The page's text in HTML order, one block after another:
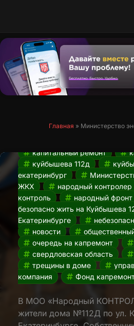
Главная » Министерство
Аварийное состояние
Насколько безопасно
аварийное состояние дома
капитальный ремонт
куйбышева 112д
екатеринбург
ЖКХ
народный контролер
контроль
народный фронт
безопасно жить на Куйбышева
Екатеринбурге
новости
очередь на капремонт
свердловская область
трещины в доме
компания
Фонд
В МОО «Народный
жители дома №112Д по ул.